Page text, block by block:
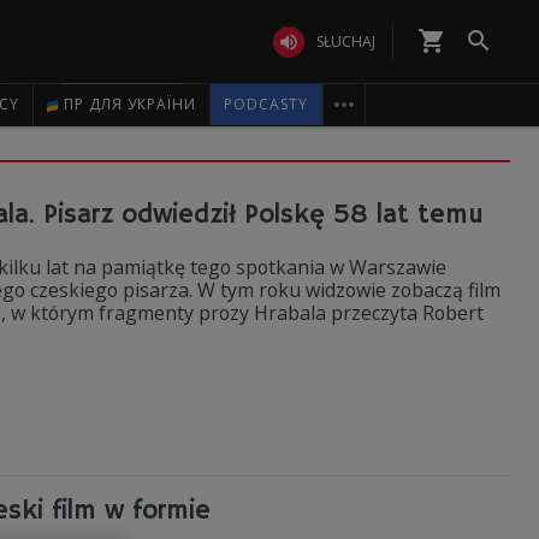
 SŁUCHAJ shopping_cart 
ПР ДЛЯ УКРАЇНИ PODCASTY 
Pisarz odwiedził Polskę 58 lat temu
lat na pamiątkę tego spotkania w Warszawie
czeskiego pisarza. W tym roku widzowie zobaczą film
w którym fragmenty prozy Hrabala przeczyta Robert
film w formie